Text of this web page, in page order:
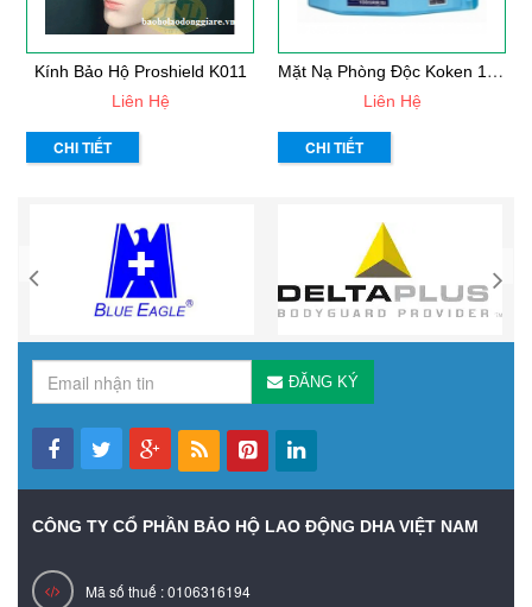
Kính Bảo Hộ Proshield K011
Liên Hệ
CHI TIẾT
M
Ặt Nạ Phòng Độc Koken 1005RR
Liên Hệ
CHI TIẾT
ĐĂNG KÝ
CÔNG TY CỔ PHẦN BẢO HỘ LAO ĐỘNG DHA VIỆT NAM
Mã số thuế : 0106316194